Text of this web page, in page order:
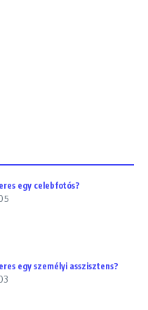
egy celebfotós?
egy személyi asszisztens?